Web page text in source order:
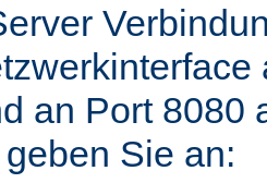
an Port 8080
Sie an: